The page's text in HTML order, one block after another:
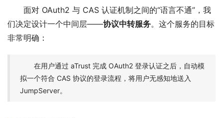
面对 OAuth2 与 CAS 认证机制之间的“语言不通”，我
们决定设计一个中间层——协议中转服务。这个服务的目标
非常明确：
在用户通过 aTrust 完成 OAuth2 登录认证之后，自动模
拟一个符合 CAS 协议的登录流程，将用户无感知地送入
JumpServer。